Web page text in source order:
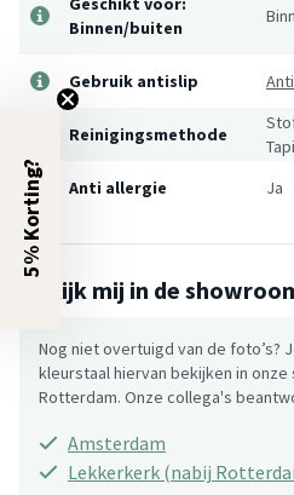
Binnen/buiten
Gebruik antislip
Reinigingsmethode
Anti allergie
Ja
Bekijk mij in de
Nog niet overtuigd van de foto’s?
kleurstaal hiervan bekijken in
Rotterdam. Onze collega's
Amsterdam
Lekkerkerk (nabij
5% Korting?